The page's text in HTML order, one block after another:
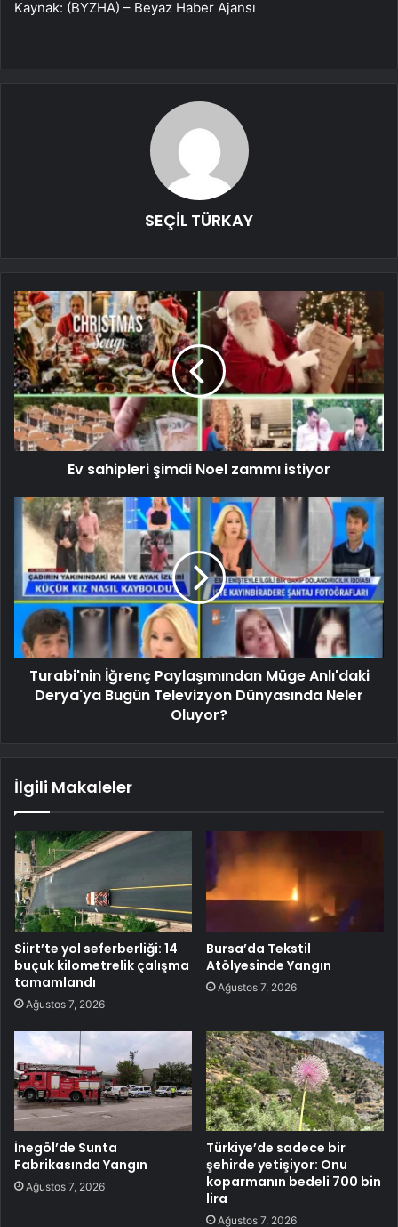
Kaynak: (BYZHA) – Beyaz Haber Ajansı
SEÇİL TÜRKAY
Ev sahipleri şimdi Noel zammı istiyor
Turabi'nin İğrenç Paylaşımından Müge Anlı'daki
Derya'ya Bugün Televizyon Dünyasında Neler
Oluyor?
İlgili Makaleler
Siirt’te yol seferberliği: 14
buçuk kilometrelik çalışma
tamamlandı
Ağustos 7, 2026
Bursa’da Tekstil
Atölyesinde Yangın
Ağustos 7, 2026
İnegöl’de Sunta
Fabrikasında Yangın
Ağustos 7, 2026
Türkiye’de sadece bir
şehirde yetişiyor: Onu
koparmanın bedeli 700 bin
lira
Ağustos 7, 2026